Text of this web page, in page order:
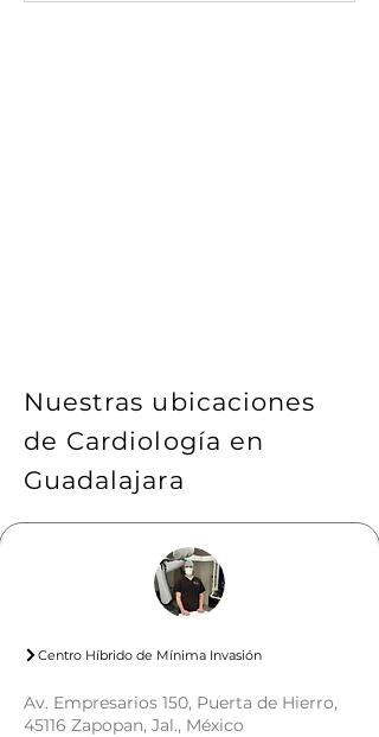
Nuestras ubicaciones
de Cardiología en
Guadalajara
Centro Híbrido de Mínima Invasión
Av. Empresarios 150, Puerta de Hierro,
45116 Zapopan, Jal., México